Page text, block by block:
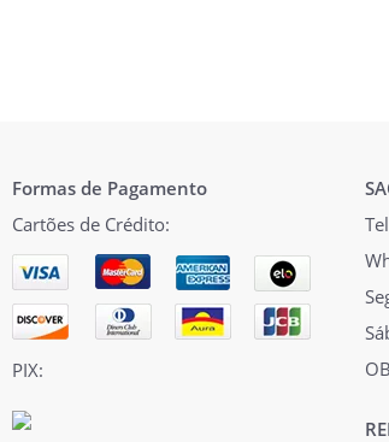
Formas de Pagamento
Cartões de Crédito:
PIX: